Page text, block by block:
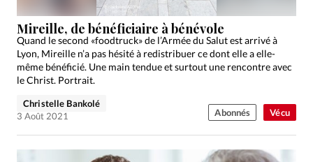
Vécu
Mireille, de bénéficiaire à bénévole
Quand le second «foodtruck» de l’Armée du Salut est arrivé à
Lyon, Mireille n’a pas hésité à redistribuer ce dont elle a elle-
même bénéficié. Une main tendue et surtout une rencontre avec
le Christ. Portrait.
Christelle Bankolé
3 Août 2021
Abonnés